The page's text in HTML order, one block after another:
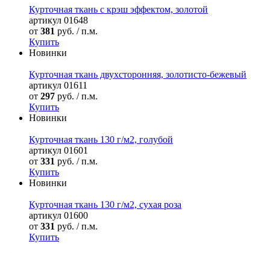
Курточная ткань с крэш эффектом, золотой
артикул 01648
от 381 руб. / п.м.
Купить
Новинки
Курточная ткань двухсторонняя, золотисто-бежевый
артикул 01611
от 297 руб. / п.м.
Купить
Новинки
Курточная ткань 130 г/м2, голубой
артикул 01601
от 331 руб. / п.м.
Купить
Новинки
Курточная ткань 130 г/м2, сухая роза
артикул 01600
от 331 руб. / п.м.
Купить